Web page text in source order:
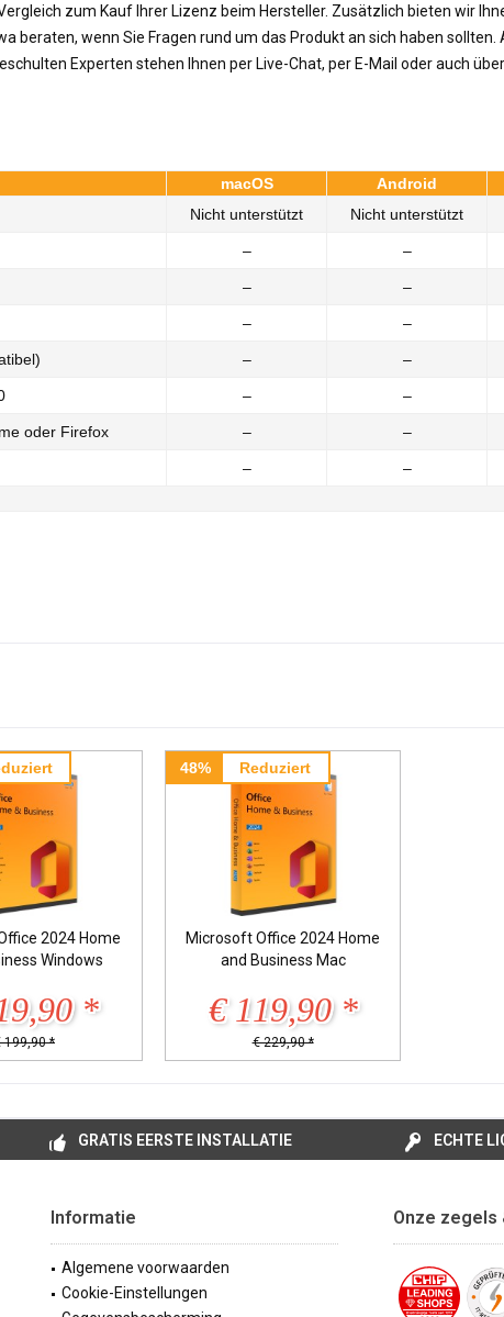
zum Kauf Ihrer Lizenz beim Hersteller. Zusätzlich bieten wir
beraten, wenn Sie Fragen rund um das Produkt an sich haben sollten.
Experten stehen Ihnen per Live-Chat, per E-Mail oder auch
macOS Android
Nicht unterstützt Nicht unterstützt
– –
– –
– –
– –
– –
oder Firefox – –
– –
2024 Home
Windows
*
199,90 *
48% Reduziert
Microsoft Office 2024 Home
and Business Mac
€ 119,90 *
€ 229,90 *
GRATIS EERSTE INSTALLATIE ECHTE
Informatie
Algemene voorwaarden
Cookie-Einstellungen
Onze zegels